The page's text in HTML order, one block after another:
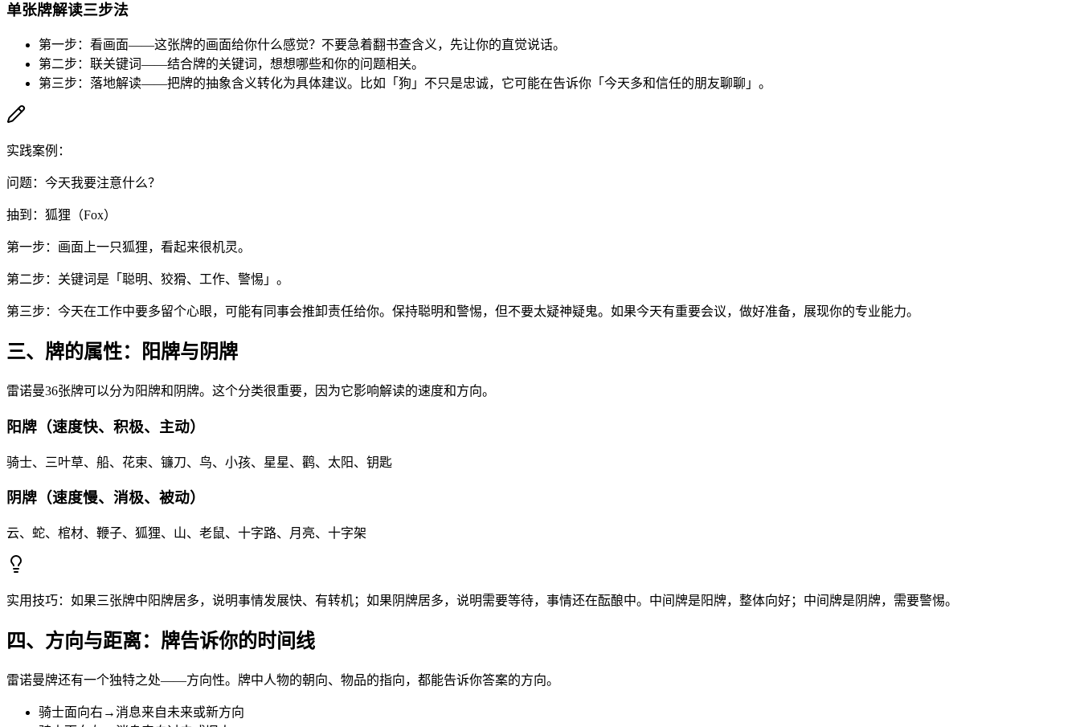
单张牌解读三步法
第一步：看画面——这张牌的画面给你什么感觉？不要急着翻书查含义，先让你的直觉说话。
第二步：联关键词——结合牌的关键词，想想哪些和你的问题相关。
第三步：落地解读——把牌的抽象含义转化为具体建议。比如「狗」不只是忠诚，它可能在告诉你「今天多和信任的朋友聊聊」。
实践案例：
问题：今天我要注意什么？
抽到：狐狸（Fox）
第一步：画面上一只狐狸，看起来很机灵。
第二步：关键词是「聪明、狡猾、工作、警惕」。
第三步：今天在工作中要多留个心眼，可能有同事会推卸责任给你。保持聪明和警惕，但不要太疑神疑鬼。如果今天有重要会议，做好准备，展现你的专业能力。
三、牌的属性：阳牌与阴牌
雷诺曼36张牌可以分为阳牌和阴牌。这个分类很重要，因为它影响解读的速度和方向。
阳牌（速度快、积极、主动）
骑士、三叶草、船、花束、镰刀、鸟、小孩、星星、鹳、太阳、钥匙
阴牌（速度慢、消极、被动）
云、蛇、棺材、鞭子、狐狸、山、老鼠、十字路、月亮、十字架
实用技巧：如果三张牌中阳牌居多，说明事情发展快、有转机；如果阴牌居多，说明需要等待，事情还在酝酿中。中间牌是阳牌，整体向好；中间牌是阴牌，需要警惕。
四、方向与距离：牌告诉你的时间线
雷诺曼牌还有一个独特之处——方向性。牌中人物的朝向、物品的指向，都能告诉你答案的方向。
骑士面向右→消息来自未来或新方向